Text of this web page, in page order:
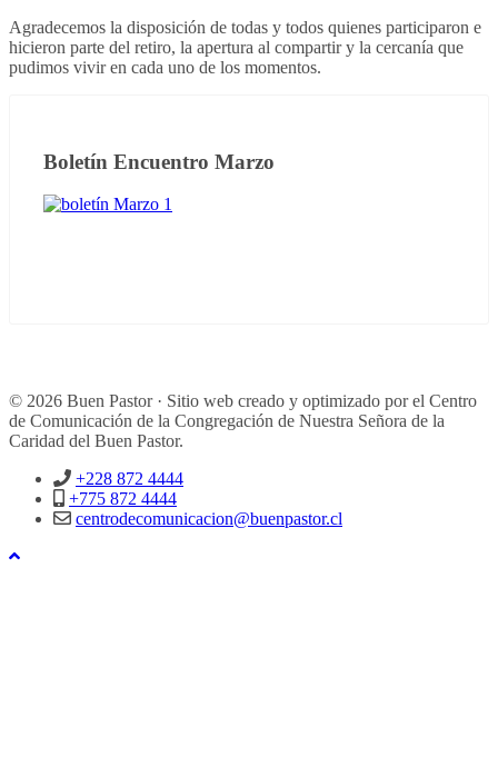
Agradecemos la disposición de todas y todos quienes participaron e
hicieron parte del retiro, la apertura al compartir y la cercanía que
pudimos vivir en cada uno de los momentos.
Boletín Encuentro Marzo
© 2026 Buen Pastor · Sitio web creado y optimizado por el Centro
de Comunicación de la Congregación de Nuestra Señora de la
Caridad del Buen Pastor.
+228 872 4444
+775 872 4444
centrodecomunicacion@buenpastor.cl